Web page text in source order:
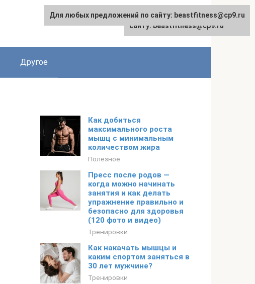
Другое
Как добиться
максимального роста
мышц с минимальным
количеством жира
Полезное
Пресс после родов —
когда можно начинать
занятия и как делать
упражнение правильно и
безопасно для здоровья
(120 фото и видео)
Тренировки
Как накачать мышцы и
каким спортом заняться в
30 лет мужчине?
Тренировки
Для любых предложений по
сайту: beastfitness@cp9.ru
Для любых предложений по сайту: beastfitness@cp9.ru